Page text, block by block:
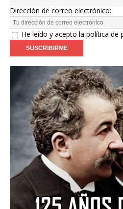
Dirección de correo electrónico:
He leído y acepto la política de